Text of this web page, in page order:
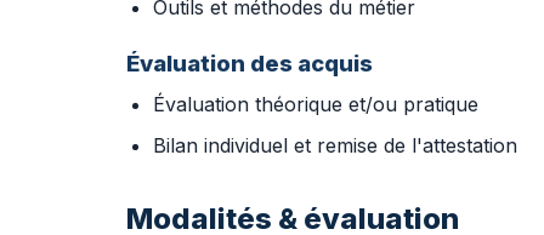
Outils et méthodes du métier
Évaluation des acquis
Évaluation théorique et/ou pratique
Bilan individuel et remise de l'attestation
Modalités & évaluation